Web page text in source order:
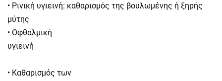
• Ρινική υγιεινή: καθαρισμός της βουλωμένης ή ξηρής
μύτης
• Οφθαλμική
• Καθαρισμός των